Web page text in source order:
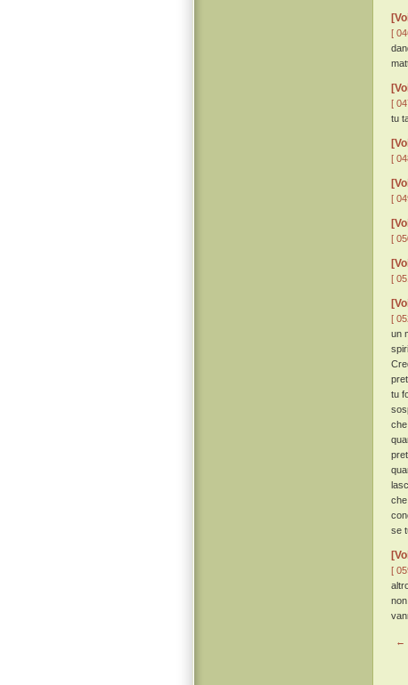
[
[
tu
[
[
[
[
[
un
tu
se
[
←